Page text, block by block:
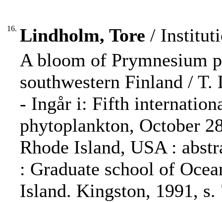
16. Lindholm, Tore /
A bloom of Prymnesium
southwestern Finland /
- Ingår i: Fifth
phytoplankton, October
Rhode Island, USA :
: Graduate school of
Island. Kingston, 1991, s.